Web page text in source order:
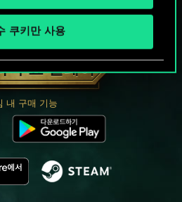
쿠키만 사용
어떠신가요?
무료 플레이
내 구매 기능